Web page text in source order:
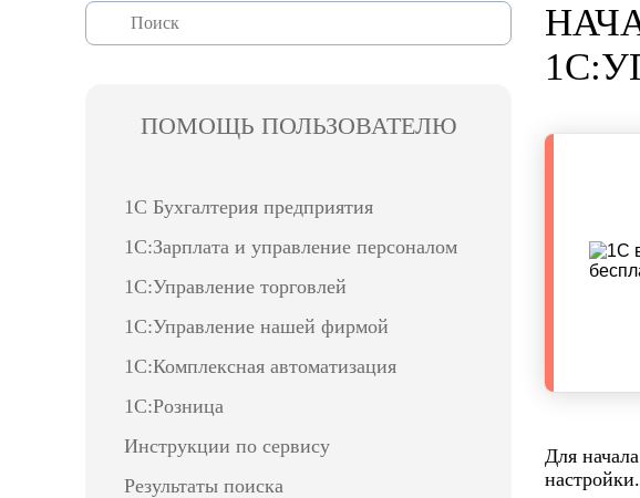
ПОМОЩЬ ПОЛЬЗОВАТЕЛЮ
1С Бухгалтерия предприятия
1С:Зарплата и управление персоналом
1С:Управление торговлей
1С:Управление нашей фирмой
1С:Комплексная автоматизация
1С:Розница
Инструкции по сервису
Результаты поиска
Для